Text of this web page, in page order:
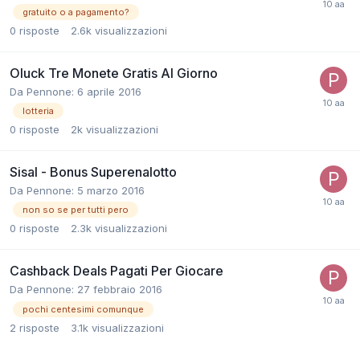
gratuito o a pagamento?
0 risposte 2.6k visualizzazioni
Oluck Tre Monete Gratis Al Giorno
Da Pennone: 6 aprile 2016
lotteria
0 risposte 2k visualizzazioni
Sisal - Bonus Superenalotto
Da Pennone: 5 marzo 2016
non so se per tutti pero
0 risposte 2.3k visualizzazioni
Cashback Deals Pagati Per Giocare
Da Pennone: 27 febbraio 2016
pochi centesimi comunque
2 risposte 3.1k visualizzazioni